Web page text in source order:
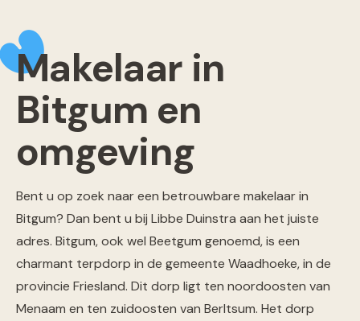
Makelaar in
Bitgum en
omgeving
Bent u op zoek naar een betrouwbare makelaar in
Bitgum? Dan bent u bij Libbe Duinstra aan het juiste
adres. Bitgum, ook wel Beetgum genoemd, is een
charmant terpdorp in de gemeente Waadhoeke, in de
provincie Friesland. Dit dorp ligt ten noordoosten van
Menaam en ten zuidoosten van Berltsum. Het dorp